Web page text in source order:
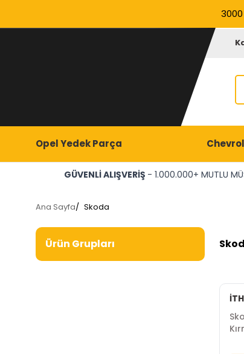
Opel Yedek Parça
GÜVENLİ ALIŞVERİŞ - 1.000.000+ MUTLU
Ana Sayfa/ Skoda
Ürün Grupları